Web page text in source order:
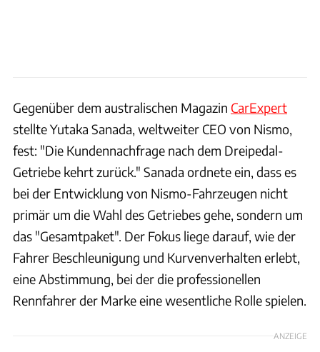
Gegenüber dem australischen Magazin CarExpert
stellte Yutaka Sanada, weltweiter CEO von Nismo,
fest: "Die Kundennachfrage nach dem Dreipedal-
Getriebe kehrt zurück." Sanada ordnete ein, dass es
bei der Entwicklung von Nismo-Fahrzeugen nicht
primär um die Wahl des Getriebes gehe, sondern um
das "Gesamtpaket". Der Fokus liege darauf, wie der
Fahrer Beschleunigung und Kurvenverhalten erlebt,
eine Abstimmung, bei der die professionellen
Rennfahrer der Marke eine wesentliche Rolle spielen.
ANZEIGE